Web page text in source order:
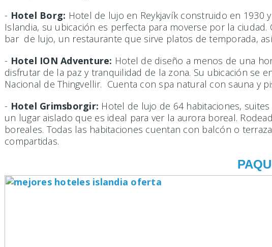
- Hotel Borg: Hotel de lujo en Reykjavík construido en
Islandia, su ubicación es perfecta para moverse por la
bar de lujo, un restaurante que sirve platos de temporada,
- Hotel ION Adventure: Hotel de diseño a menos de una
disfrutar de la paz y tranquilidad de la zona. Su ubicación se
Nacional de Thingvellir. Cuenta con spa natural con sauna y
- Hotel Grimsborgir: Hotel de lujo de 64 habitaciones,
un lugar aislado que es ideal para ver la aurora boreal.
boreales. Todas las habitaciones cuentan con balcón o
compartidas.